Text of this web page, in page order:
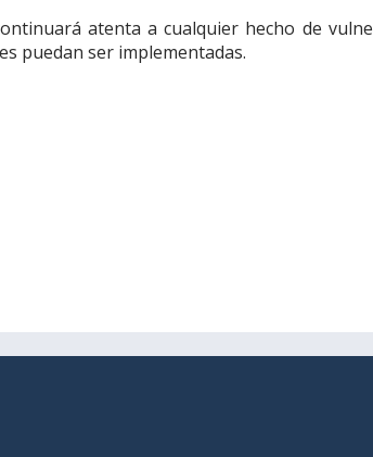
atenta a cualquier hecho de
puedan ser implementadas.